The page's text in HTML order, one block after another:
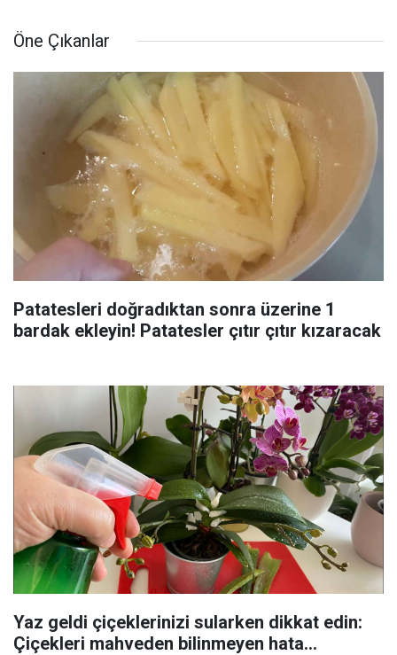
Öne Çıkanlar
Patatesleri doğradıktan sonra üzerine 1
bardak ekleyin! Patatesler çıtır çıtır kızaracak
Yaz geldi çiçeklerinizi sularken dikkat edin:
Çiçekleri mahveden bilinmeyen hata...